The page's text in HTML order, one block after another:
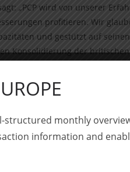
„PCP wird von unserer
profitieren. Wir
und gestützt auf
Konsolidierung der
sich die Claverley Group
veräußern. Die Claverley
structured monthly
information and